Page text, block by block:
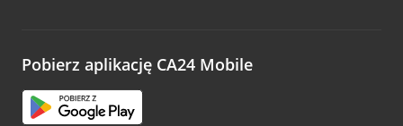
opinie.
Pobierz aplikację CA24 Mobile